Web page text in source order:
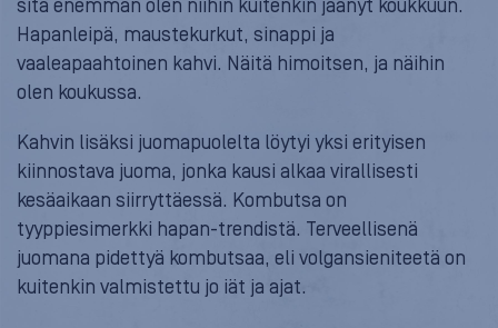
sitä enemmän olen niihin kuitenkin jäänyt koukkuun.
Hapanleipä, maustekurkut, sinappi ja
vaaleapaahtoinen kahvi. Näitä himoitsen, ja näihin
olen koukussa.
Kahvin lisäksi juomapuolelta löytyi yksi erityisen
kiinnostava juoma, jonka kausi alkaa virallisesti
kesäaikaan siirryttäessä. Kombutsa on
tyyppiesimerkki hapan-trendistä. Terveellisenä
juomana pidettyä kombutsaa, eli volgansieniteetä on
kuitenkin valmistettu jo iät ja ajat.